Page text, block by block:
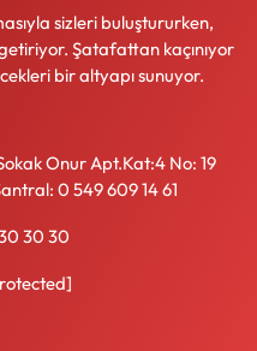
sizleri buluştururken,
Şatafattan kaçınıyor
bir altyapı sunuyor.
Onur Apt.Kat:4 No: 19
0 549 609 14 61
30 30